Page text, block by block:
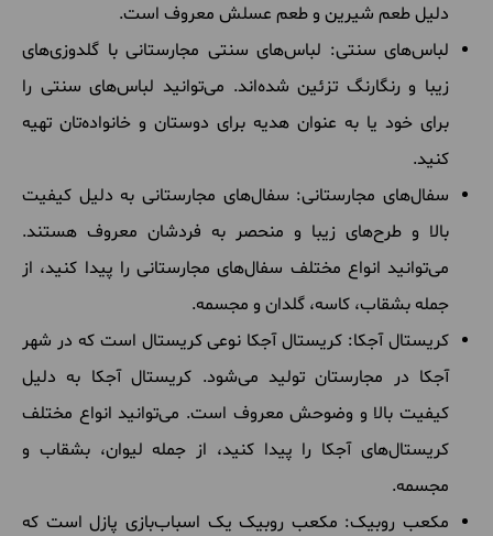
دلیل طعم شیرین و طعم عسلش معروف است.
لباس‌های سنتی: لباس‌های سنتی مجارستانی با گلدوزی‌های
زیبا و رنگارنگ تزئین شده‌اند. می‌توانید لباس‌های سنتی را
برای خود یا به عنوان هدیه برای دوستان و خانواده‌تان تهیه
کنید.
سفال‌های مجارستانی: سفال‌های مجارستانی به دلیل کیفیت
بالا و طرح‌های زیبا و منحصر به فردشان معروف هستند.
می‌توانید انواع مختلف سفال‌های مجارستانی را پیدا کنید، از
جمله بشقاب، کاسه، گلدان و مجسمه.
کریستال آجکا: کریستال آجکا نوعی کریستال است که در شهر
آجکا در مجارستان تولید می‌شود. کریستال آجکا به دلیل
کیفیت بالا و وضوحش معروف است. می‌توانید انواع مختلف
کریستال‌های آجکا را پیدا کنید، از جمله لیوان، بشقاب و
مجسمه.
مکعب روبیک: مکعب روبیک یک اسباب‌بازی پازل است که